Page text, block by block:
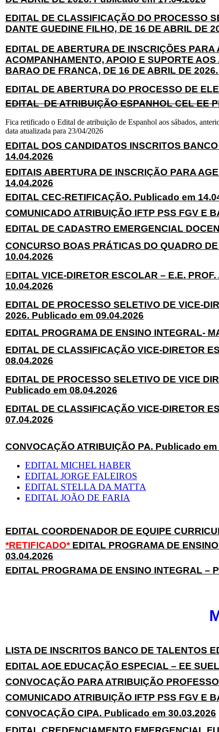
EDITAL DE CLASSIFICAÇÃO DO PROCESSO
DANTE GUEDINE FILHO, DE 16 DE ABRIL DE
EDITAL DE ABERTURA DE INSCRIÇÕES
ACOMPANHAMENTO, APOIO E SUPORTE
BARAO DE FRANCA, DE 16 DE ABRIL DE
EDITAL DE ABERTURA DO PROCESSO DE
EDITAL DE ATRIBUIÇÃO ESPANHOL CEL EE
Fica retificado o Edital de atribuição de Espanhol aos sábados,
data atualizada para 23/04/2026
EDITAL DOS CANDIDATOS INSCRITOS
14.04.2026
EDITAIS ABERTURA DE INSCRIÇÃO PARA
14.04.2026
EDITAL CEC-RETIFICAÇÃO. Publicado em
COMUNICADO ATRIBUIÇÃO IFTP PSS FGV E
EDITAL DE CADASTRO EMERGENCIAL
CONCURSO BOAS PRÁTICAS DO QUADRO
10.04.2026
EDITAL VICE-DIRETOR ESCOLAR – E.E.
10.04.2026
EDITAL DE PROCESSO SELETIVO DE VICE-
2026. Publicado em 09.04.2026
EDITAL PROGRAMA DE ENSINO INTEGRAL-
EDITAL DE CLASSIFICAÇÃO VICE-DIRETOR
08.04.2026
EDITAL DE PROCESSO SELETIVO DE VICE
Publicado em 08.04.2026
EDITAL DE CLASSIFICAÇÃO VICE-DIRETOR
07.04.2026
CONVOCAÇÃO ATRIBUIÇÃO PA. Publicado
EDITAL MICHEL HABER
EDITAL JORGE FALEIROS
EDITAL STELLA DA MATTA
EDITAL JOÃO DE FARIA
EDITAL COORDENADOR DE EQUIPE
*RETIFICADO*EDITAL PROGRAMA DE
03.04.2026
EDITAL PROGRAMA DE ENSINO INTEGRAL –
LISTA DE INSCRITOS BANCO DE TALENTOS
EDITAL AOE EDUCAÇÃO ESPECIAL – EE
CONVOCAÇÃO PARA ATRIBUIÇÃO
COMUNICADO ATRIBUIÇÃO IFTP PSS FGV E
CONVOCAÇÃO CIPA. Publicado em 30.03.2026